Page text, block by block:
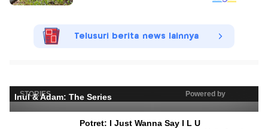
Telusuri berita news lainnya